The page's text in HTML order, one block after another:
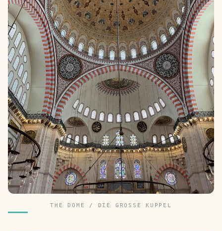
THE DOME / DIE GROSSE KUPPEL